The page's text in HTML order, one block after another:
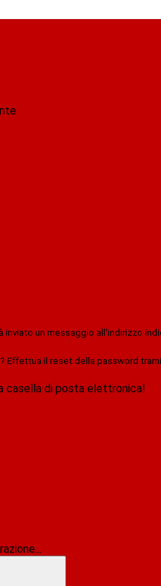
inviato un messaggio all'indirizzo
Effettua il reset della password
casella di posta elettronica!